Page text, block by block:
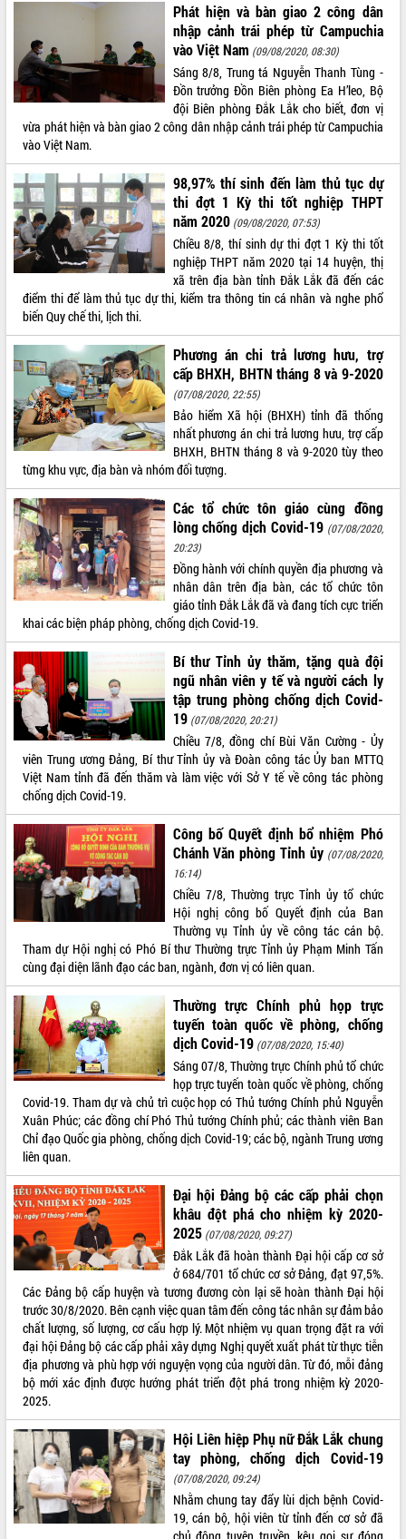
Rà soát, hoàn thiện hệ thống thiết chế
phát triển mới
Thường trực HĐND tỉnh Đắk Lắk gặp
mặt Đoàn chuyên gia y tế TP. Hồ Chí
Minh
Lễ truy điệu và an táng hài cốt liệt sĩ
tại Nghĩa trang Liệt sĩ xã Sơn Hòa
Bàn giải pháp tháo gỡ khó khăn trong
xuất khẩu sầu riêng và triển khai quy
định EUDR
Thứ trưởng Bộ Nông nghiệp và Môi
trường Nguyễn Hoàng Hiệp khảo sát
vùng trồng và doanh nghiệp đóng gói
Trình diễn nghệ thuật chế biến các
món ăn từ sầu riêng
Đắk Lắk công bố Quy hoạch và xúc
tiến đầu tư tỉnh
Ngành cá ngừ Đắk Lắk chủ động thích
ứng để giữ vững thị trường xuất khẩu
Diễn đàn Kinh tế tư nhân Việt Nam đột
phá cơ chế - Hợp tác công tư
Đề án 06 tạo bước ngoặt đột phá trong
cải cách hành chính tỉnh Đắk Lắk
Kết nối tour, đẩy mạnh chuyển đổi số
để phát triển du lịch Đắk Lắk
Khởi động Dự án Đầu tư xây dựng hạ
tầng kỹ thuật Cụm công nghiệp Tân
Tiến
Gặp mặt các cơ quan báo chí nhân Kỷ
niệm 101 năm Ngày Báo chí Cách
mạng Việt Nam
Đắk Lắk sơ kết 4 năm triển khai thực
hiện Đề án 06 của Chính phủ
Họp báo thông tin về Hội nghị Công bố
Quy hoạch và Xúc tiến đầu tư tỉnh Đắk
Lắk
Khơi thông điểm nghẽn, đẩy nhanh
giải ngân vốn khắc phục thiên tai
hoạch tỉnh thời kỳ 2021-2030
Hội thảo góp ý hồ sơ điều chỉnh quy
hoạch tỉnh Đắk Lắk thời kỳ 2021-2030,
tầm nhìn đến năm 2050
Nâng cao hiệu quả hoạt động của các
doanh nghiệp nhà nước
Hội nghị triển khai kết nối mạng
truyền số liệu chuyên dùng phục vụ cơ
quan Đảng, Nhà nước
Lễ phát động chuỗi hoạt động chung
tay làm sạch môi trường
Xã Ea Kar bước chuyển mình trong
công tác cải cách hành chính mô hình
mới
UBND tỉnh họp báo định kỳ tháng 4
năm 2026
Hội thảo khoa học “Giải pháp thúc đẩy
phát triển nền kinh tế xanh tại tỉnh
Đắk Lắk”
Tăng cường giám sát, đôn đốc thực
hiện nhiệm vụ quản lý tài sản công
hàng tuần
Tháo gỡ những vướng mắc, đẩy mạnh
công tác cải cách thủ tục hành chính
tại Trung tâm Phục vụ hành chính
công tỉnh
Đắk Lắk: Tôn vinh 46 giải pháp tại Hội
thi Sáng tạo Kỹ thuật 2024 - 2025
Đắk Lắk rà soát, điều chỉnh Đề án 190
về phát triển nuôi trồng thủy sản
Phó Chủ tịch UBND tỉnh Đắk Lắk
Trương Công Thái kiểm tra thực địa
Dự án cao tốc Khánh Hòa - Buôn Ma
Thuột
Định vị cà phê Việt Nam như một “di
sản sống” trong dòng chảy toàn cầu
THỐNG KÊ TRUY CẬP
Hôm nay: 27112
Tất cả: 66039852
Phát hiện và bàn giao 2 công dân
nhập cảnh trái phép từ Campuchia
vào Việt Nam (09/08/2020, 08:30)
Sáng 8/8, Trung tá Nguyễn Thanh Tùng -
Đồn trưởng Đồn Biên phòng Ea H’leo, Bộ
đội Biên phòng Đắk Lắk cho biết, đơn vị
vừa phát hiện và bàn giao 2 công dân nhập cảnh trái phép từ Campuchia
vào Việt Nam.
98,97% thí sinh đến làm thủ tục dự
thi đợt 1 Kỳ thi tốt nghiệp THPT
năm 2020 (09/08/2020, 07:53)
Chiều 8/8, thí sinh dự thi đợt 1 Kỳ thi tốt
nghiệp THPT năm 2020 tại 14 huyện, thị
xã trên địa bàn tỉnh Đắk Lắk đã đến các
điểm thi để làm thủ tục dự thi, kiểm tra thông tin cá nhân và nghe phổ
biến Quy chế thi, lịch thi.
Phương án chi trả lương hưu, trợ
cấp BHXH, BHTN tháng 8 và 9-2020
(07/08/2020, 22:55)
Bảo hiểm Xã hội (BHXH) tỉnh đã thống
nhất phương án chi trả lương hưu, trợ cấp
BHXH, BHTN tháng 8 và 9-2020 tùy theo
từng khu vực, địa bàn và nhóm đối tượng.
Các tổ chức tôn giáo cùng đồng
lòng chống dịch Covid-19 (07/08/2020,
20:23)
Đồng hành với chính quyền địa phương và
nhân dân trên địa bàn, các tổ chức tôn
giáo tỉnh Đắk Lắk đã và đang tích cực triển
khai các biện pháp phòng, chống dịch Covid-19.
Bí thư Tỉnh ủy thăm, tặng quà đội
ngũ nhân viên y tế và người cách ly
tập trung phòng chống dịch Covid-
19 (07/08/2020, 20:21)
Chiều 7/8, đồng chí Bùi Văn Cường - Ủy
viên Trung ương Đảng, Bí thư Tỉnh ủy và Đoàn công tác Ủy ban MTTQ
Việt Nam tỉnh đã đến thăm và làm việc với Sở Y tế về công tác phòng
chống dịch Covid-19.
Công bố Quyết định bổ nhiệm Phó
Chánh Văn phòng Tỉnh ủy (07/08/2020,
16:14)
Chiều 7/8, Thường trực Tỉnh ủy tổ chức
Hội nghị công bố Quyết định của Ban
Thường vụ Tỉnh ủy về công tác cán bộ.
Tham dự Hội nghị có Phó Bí thư Thường trực Tỉnh ủy Phạm Minh Tấn
cùng đại diện lãnh đạo các ban, ngành, đơn vị có liên quan.
Thường trực Chính phủ họp trực
tuyến toàn quốc về phòng, chống
dịch Covid-19 (07/08/2020, 15:40)
Sáng 07/8, Thường trực Chính phủ tổ chức
họp trực tuyến toàn quốc về phòng, chống
Covid-19. Tham dự và chủ trì cuộc họp có Thủ tướng Chính phủ Nguyễn
Xuân Phúc; các đồng chí Phó Thủ tướng Chính phủ; các thành viên Ban
Chỉ đạo Quốc gia phòng, chống dịch Covid-19; các bộ, ngành Trung ương
liên quan.
Đại hội Đảng bộ các cấp phải chọn
khâu đột phá cho nhiệm kỳ 2020-
2025 (07/08/2020, 09:27)
Đắk Lắk đã hoàn thành Đại hội cấp cơ sở
ở 684/701 tổ chức cơ sở Đảng, đạt 97,5%.
Các Đảng bộ cấp huyện và tương đương còn lại sẽ hoàn thành Đại hội
trước 30/8/2020. Bên cạnh việc quan tâm đến công tác nhân sự đảm bảo
chất lượng, số lượng, cơ cấu hợp lý. Một nhiệm vụ quan trọng đặt ra với
đại hội Đảng bộ các cấp phải xây dựng Nghị quyết xuất phát từ thực tiễn
địa phương và phù hợp với nguyện vọng của người dân. Từ đó, mỗi đảng
bộ mới xác định được hướng phát triển đột phá trong nhiệm kỳ 2020-
2025.
Hội Liên hiệp Phụ nữ Đắk Lắk chung
tay phòng, chống dịch Covid-19
(07/08/2020, 09:24)
Nhằm chung tay đẩy lùi dịch bệnh Covid-
19, cán bộ, hội viên từ tỉnh đến cơ sở đã